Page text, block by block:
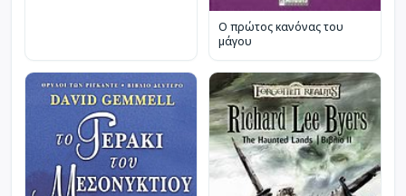
Ο πρώτος κανόνας του
μάγου